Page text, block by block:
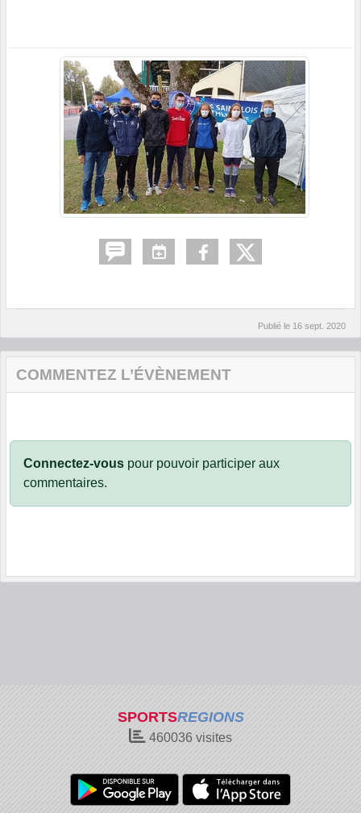
Publié le 16 sept. 2020
COMMENTEZ L’ÉVÈNEMENT
Connectez-vous pour pouvoir participer aux
commentaires.
SPORTSREGIONS
460036 visites